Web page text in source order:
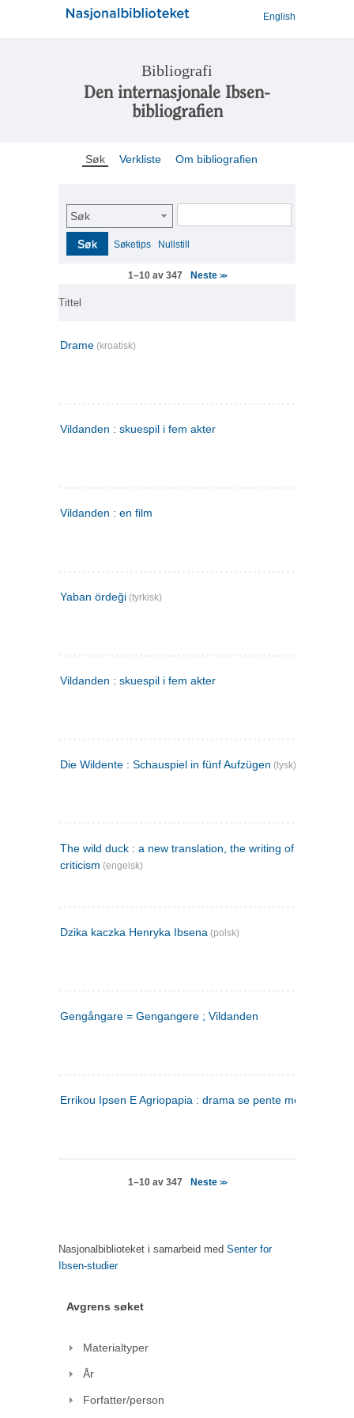
English
Bibliografi
Den internasjonale Ibsen-
bibliografien
Søk Verkliste Om bibliografien
Søk
Søk Søketips Nullstill
1–10 av 347 Neste >>
Tittel
Drame (kroatisk)
Vildanden : skuespil i fem akter
Vildanden : en film
Yaban ördeği (tyrkisk)
Vildanden : skuespil i fem akter
Die Wildente : Schauspiel in fünf Aufzügen (tysk)
The wild duck : a new translation, the writing of the play,
criticism (engelsk)
Dzika kaczka Henryka Ibsena (polsk)
Gengångare = Gengangere ; Vildanden
Errikou Ipsen E Agriopapia : drama se pente mere
1–10 av 347 Neste >>
Nasjonalbiblioteket i samarbeid med Senter for
Ibsen-studier
Avgrens søket
Materialtyper
År
Forfatter/person